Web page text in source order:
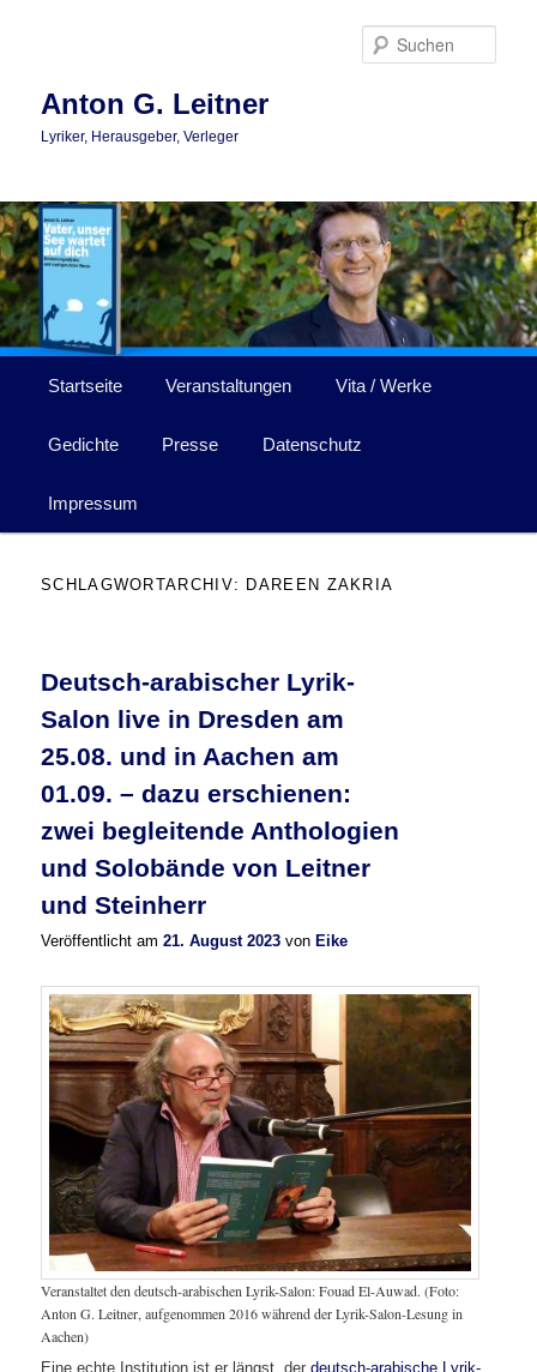
Anton G. Leitner
Lyriker, Herausgeber, Verleger
Startseite Veranstaltungen Vita / Werke
Gedichte Presse Datenschutz
Impressum
SCHLAGWORTARCHIV: DAREEN ZAKRIA
Deutsch-arabischer Lyrik-
Salon live in Dresden am
25.08. und in Aachen am
01.09. – dazu erschienen:
zwei begleitende Anthologien
und Solobände von Leitner
und Steinherr
Veröffentlicht am21. August 2023 von Eike
Veranstaltet den deutsch-arabischen Lyrik-Salon: Fouad El-Auwad. (Foto:
Anton G. Leitner, aufgenommen 2016 während der Lyrik-Salon-Lesung in
Aachen)
Eine echte Institution ist er längst, derdeutsch-arabische Lyrik-